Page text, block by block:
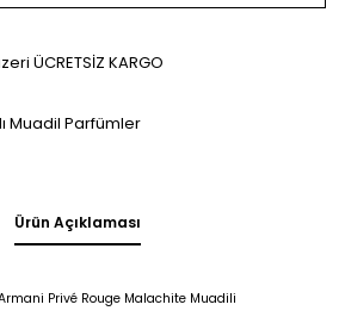
ÜCRETSİZ KARGO
Muadil Parfümler
Ürün Açıklaması
Privé Rouge Malachite Muadili